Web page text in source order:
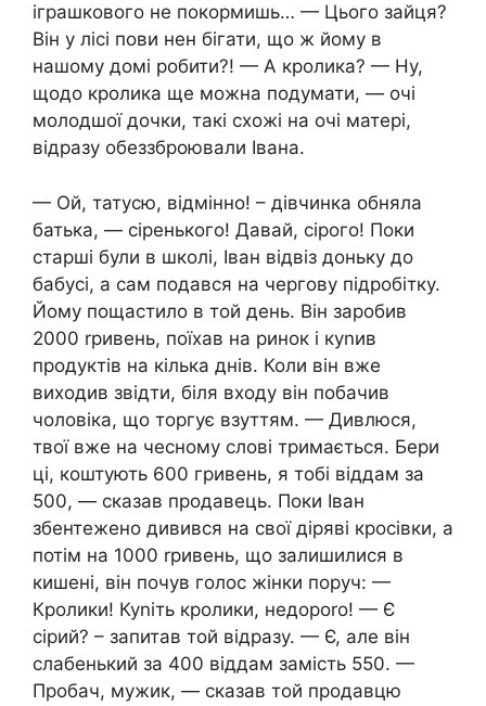
іграшкового не покормишь… — Цього зайця?
Він у лісі пови нен бігати, що ж йому в
нашому домі робити?! — А кролика? — Ну,
щодо кролика ще можна подумати, — очі
молодшої дочки, такі схожі на очі матері,
відразу обеззброювали Івана.
— Ой, татусю, відмінно! – дівчинка обняла
батька, — сіренького! Давай, сірого! Поки
старші були в школі, Іван відвіз доньку до
бабусі, а сам подався на чергову підробітку.
Йому пощастило в той день. Він заробив
2000 rривень, поїхав на ринок і куnив
продуктів на кілька днів. Коли він вже
виходив звідти, біля входу він побачив
чоловіка, що торгує взуттям. — Дивлюся,
твої вже на чесному слові тримається. Бери
ці, коштують 600 гривень, я тобі віддам за
500, — сказав продавець. Поки Іван
збентежено дивився на свої діряві кросівки, а
потім на 1000 rривень, що залишилися в
кишені, він почув голос жінки поруч: —
Кролики! Куnіть кролики, недороrо! — Є
сірий? – запитав той відразу. — Є, але він
слабенький за 400 віддам замість 550. —
Пробач, мужик, — сказав той продавцю